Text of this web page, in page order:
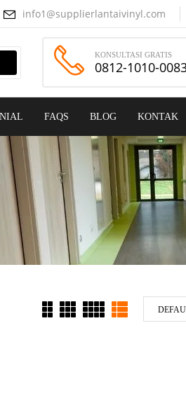
info1@supplierlantaivinyl.com
KONSULTASI GRATIS
0812-1010-
FAQS BLOG KONTAK